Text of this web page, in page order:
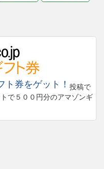
ト券をゲット！ 投稿で
で５００円分のアマゾンギ